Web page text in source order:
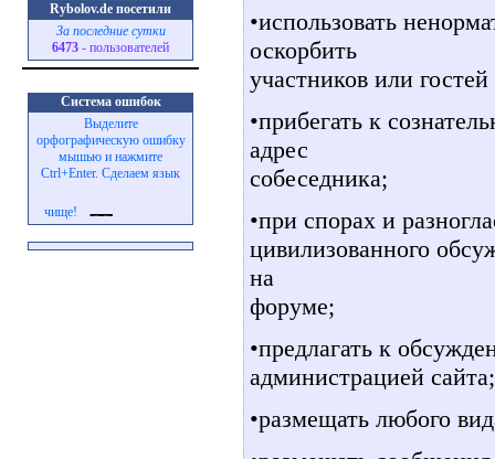
Rybolov.de посетили
За последние сутки
6473 - пользователей
Система ошибок
Выделите
орфографическую ошибку
мышью и нажмите
Ctrl+Enter. Сделаем язык
чище!
•использовать
оскорбить
участников или
•прибегать к
адрес
собеседника;
•при спорах и
цивилизованного
на
форуме;
•предлагать к
администрацией сайта;
•размещать любого